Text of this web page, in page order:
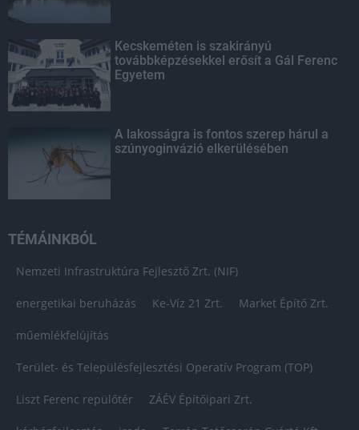
Kecskeméten is szakirányú
továbbképzésekkel erősít a Gál Ferenc
Egyetem
A lakosságra is fontos szerep hárul a
szúnyoginvázió elkerülésében
TÉMÁINKBÓL
Nemzeti Infrastruktúra Fejlesztő Zrt. (NIF)
energetikai beruházás Ke-Víz 21 Zrt. Market Építő Zrt.
műemlékfelújítás
Terület- és Településfejlesztési Operatív Program (TOP)
Liszt Ferenc repülőtér ZÁÉV Építőipari Zrt.